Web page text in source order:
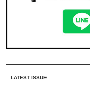
LATEST ISSUE